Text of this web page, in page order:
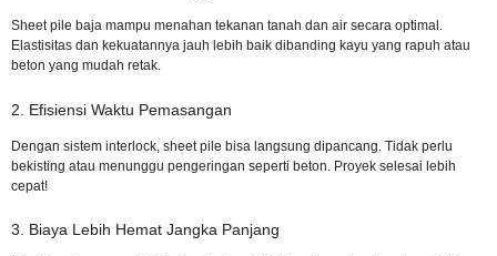
Sheet pile baja mampu menahan tekanan tanah dan air secara optimal.
Elastisitas dan kekuatannya jauh lebih baik dibanding kayu yang rapuh atau
beton yang mudah retak.
2. Efisiensi Waktu Pemasangan
Dengan sistem interlock, sheet pile bisa langsung dipancang. Tidak perlu
bekisting atau menunggu pengeringan seperti beton. Proyek selesai lebih
cepat!
3. Biaya Lebih Hemat Jangka Panjang